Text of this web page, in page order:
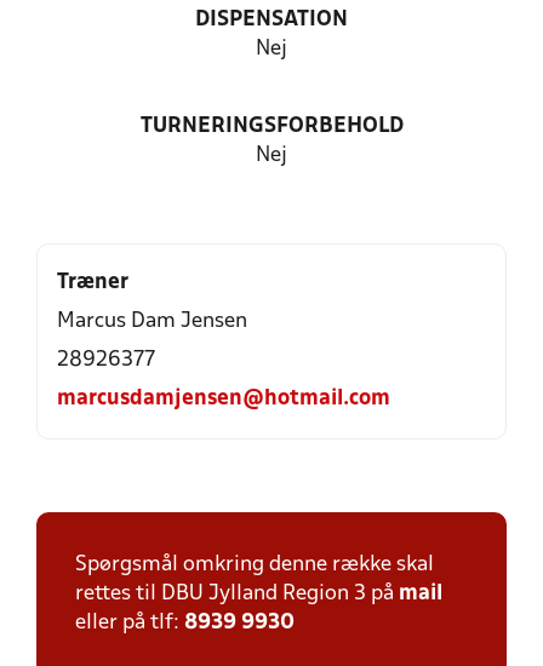
DISPENSATION
Nej
TURNERINGSFORBEHOLD
Nej
Træner
Marcus Dam Jensen
28926377
marcusdamjensen@hotmail.com
Spørgsmål omkring denne række skal
rettes til DBU Jylland Region 3 på mail
eller på tlf: 8939 9930